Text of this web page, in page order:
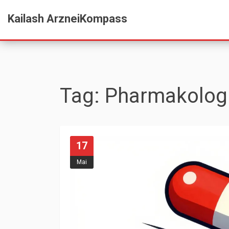
Kailash ArzneiKompass
Tag:
17
Mai